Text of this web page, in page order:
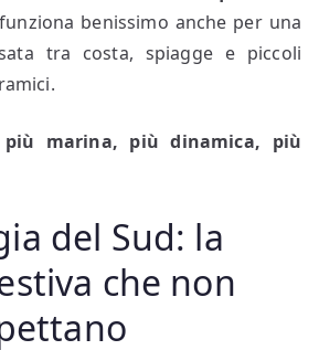
benissimo anche per una
tra costa, spiagge e piccoli
più marina, più dinamica, più
del Sud: la
che non